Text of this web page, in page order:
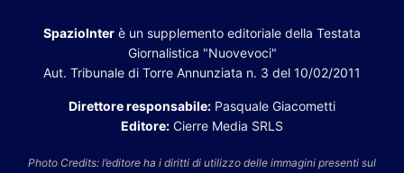
SpazioInter è un supplemento editoriale della Testata
Giornalistica "Nuovevoci"
Aut. Tribunale di Torre Annunziata n. 3 del 10/02/2011
Direttore responsabile: Pasquale Giacometti
Editore: Cierre Media SRLS
Photo Credits: l’editore ha i diritti di utilizzo delle immagini presenti sul